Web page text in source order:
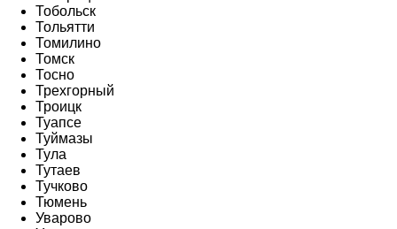
Тобольск
Тольятти
Томилино
Томск
Тосно
Трехгорный
Троицк
Туапсе
Туймазы
Тула
Тутаев
Тучково
Тюмень
Уварово